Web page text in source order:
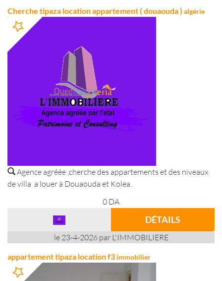
Cherche tipaza location appartement ( douaouda ) algérie
Agence agréée ,cherche des appartements et des niveaux
de villa a louer à Douaouda et Kolea.
0 DA
DÉTAILS
le 23-4-2026 par L'IMMOBILIERE
appartement tipaza location f3 immobilier